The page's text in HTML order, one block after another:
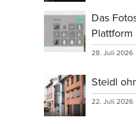
Das
Plattform
28. Juli 2026
Steidl
22. Juli 2026